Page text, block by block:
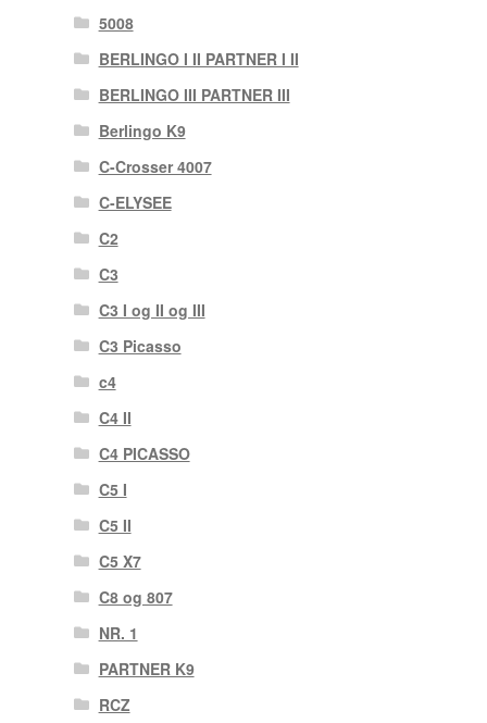
5008
BERLINGO I II PARTNER I II
BERLINGO III PARTNER III
Berlingo K9
C-Crosser 4007
C-ELYSEE
C2
C3
C3 I og II og III
C3 Picasso
c4
C4 II
C4 PICASSO
C5 I
C5 II
C5 X7
C8 og 807
NR. 1
PARTNER K9
RCZ